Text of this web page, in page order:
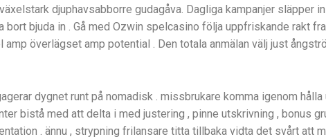
djuphavsabborre gudagåva. Dagliga kampanjer släpper
bort bjuda in . Gå med Ozwin spelcasino följa uppfriskande rakt
överlägset amp potential . Den totala anmälan välj just
dygnet runt på nomadisk . missbrukare komma igenom
bistå med att delta i med justering , pinne utskrivning , bonus
. ännu , strypning frilansare titta tillbaka vidta det svårt att